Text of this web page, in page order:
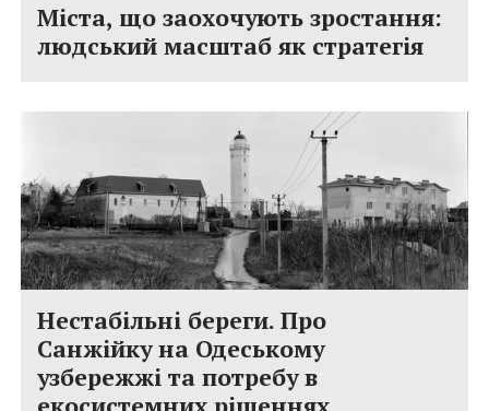
Міста, що заохочують зростання:
людський масштаб як стратегія
Нестабільні береги. Про
Санжійку на Одеському
узбережжі та потребу в